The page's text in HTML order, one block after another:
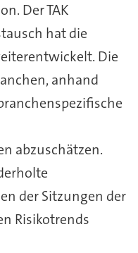
Der TAK
hat die
Die
anhand
abzuschätzen.
der Sitzungen der
Risikotrends